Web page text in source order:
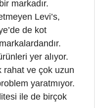
markadır.
Levi’s,
de kot
yer alıyor.
rahat ve çok uzun
yaratmıyor.
ile de birçok